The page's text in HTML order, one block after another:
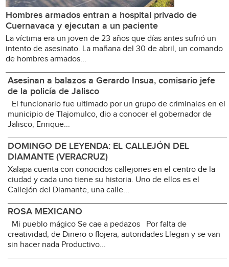
Hombres armados entran a hospital privado de
Cuernavaca y ejecutan a un paciente
La víctima era un joven de 23 años que días antes sufrió un
intento de asesinato. La mañana del 30 de abril, un comando
de hombres armados...
Asesinan a balazos a Gerardo Insua, comisario jefe
de la policía de Jalisco
El funcionario fue ultimado por un grupo de criminales en el
municipio de Tlajomulco, dio a conocer el gobernador de
Jalisco, Enrique...
DOMINGO DE LEYENDA: EL CALLEJÓN DEL
DIAMANTE (VERACRUZ)
Xalapa cuenta con conocidos callejones en el centro de la
ciudad y cada uno tiene su historia. Uno de ellos es el
Callejón del Diamante, una calle...
ROSA MEXICANO
Mi pueblo mágico Se cae a pedazos Por falta de
creatividad, de Dinero o flojera, autoridades Llegan y se van
sin hacer nada Productivo...